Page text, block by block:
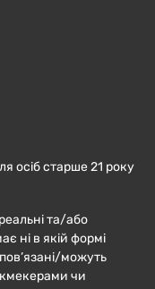
осіб старше 21 року
та/або
ні в якій формі
можуть
чи